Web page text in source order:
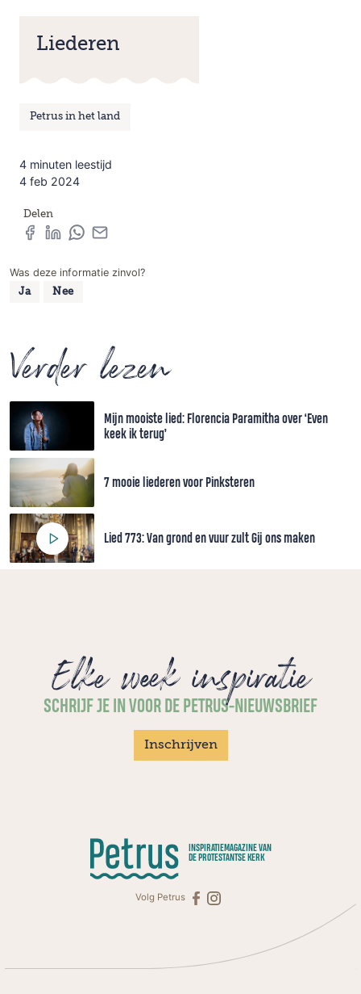
Liederen
Petrus in het land
4 minuten leestijd
4 feb 2024
Delen
Was deze informatie zinvol?
Ja Nee
Verder lezen
Mijn mooiste lied: Florencia Paramitha over ‘Even
keek ik terug’
7 mooie liederen voor Pinksteren
Lied 773: Van grond en vuur zult Gij ons maken
Elke week inspiratie
SCHRIJF JE IN VOOR DE PETRUS-NIEUWSBRIEF
Inschrijven
INSPIRATIEMAGAZINE VAN
DE PROTESTANTSE KERK
Volg Petrus